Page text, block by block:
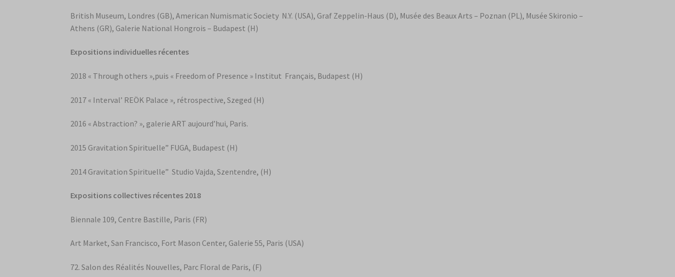
British Museum, Londres (GB), American Numismatic Society N.Y. (USA), Graf Zeppelin-Haus (D), Musée des Beaux Arts – Poznan (PL), Musée Skironio –
Athens (GR), Galerie National Hongrois – Budapest (H)
Expositions individuelles récentes
2018 « Through others »,puis « Freedom of Presence » Institut Français, Budapest (H)
2017 « Interval’ REÖK Palace », rétrospective, Szeged (H)
2016 « Abstraction? », galerie ART aujourd’hui, Paris.
2015 Gravitation Spirituelle” FUGA, Budapest (H)
2014 Gravitation Spirituelle” Studio Vajda, Szentendre, (H)
Expositions collectives récentes 2018
Biennale 109, Centre Bastille, Paris (FR)
Art Market, San Francisco, Fort Mason Center, Galerie 55, Paris (USA)
72. Salon des Réalités Nouvelles, Parc Floral de Paris, (F)